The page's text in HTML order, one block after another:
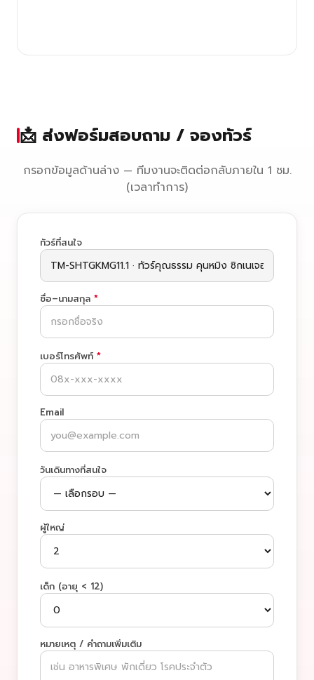
📩 ส่งฟอร์มสอบถาม / จองทัวร์
กรอกข้อมูลด้านล่าง — ทีมงานจะติดต่อกลับภายใน 1 ชม.
(เวลาทำการ)
ทัวร์ที่สนใจ
ชื่อ–นามสกุล *
เบอร์โทรศัพท์ *
Email
วันเดินทางที่สนใจ
ผู้ใหญ่
เด็ก (อายุ < 12)
หมายเหตุ / คำถามเพิ่มเติม